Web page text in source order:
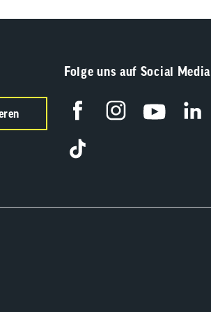
Folge uns auf Social Media